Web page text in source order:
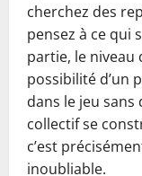
cherchez des
pensez à ce qui
partie, le niveau
possibilité d’un
dans le jeu sans
collectif se
c’est
inoubliable.